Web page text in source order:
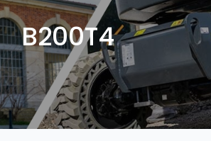
B200T4